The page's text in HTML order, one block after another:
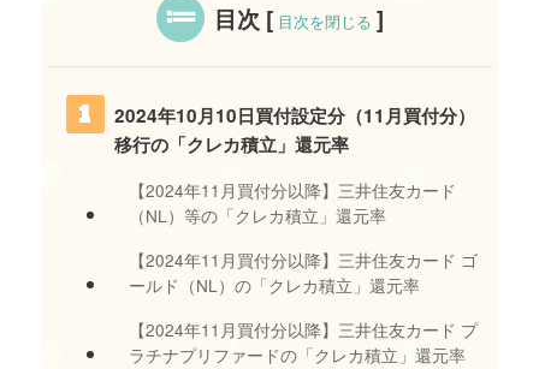
方を、明確な数字という根拠と共にまとめました。三菱UFJカードやJCBカードの参入
を踏まえて、2025年12月にまとめ...
目次 [ 目次を閉じる ]
2024年10月10日買付設定分（11月買付分）
移行の「クレカ積立」還元率
【2024年11月買付分以降】三井住友カード
（NL）等の「クレカ積立」還元率
【2024年11月買付分以降】三井住友カード ゴ
ールド（NL）の「クレカ積立」還元率
【2024年11月買付分以降】三井住友カード プ
ラチナプリファードの「クレカ積立」還元率